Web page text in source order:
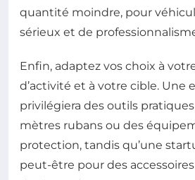
quantité moindre, pour
sérieux et de
Enfin, adaptez vos choix à
d’activité et à votre cible. Une
privilégiera des outils
mètres rubans ou des
protection, tandis qu’une
peut-être pour des